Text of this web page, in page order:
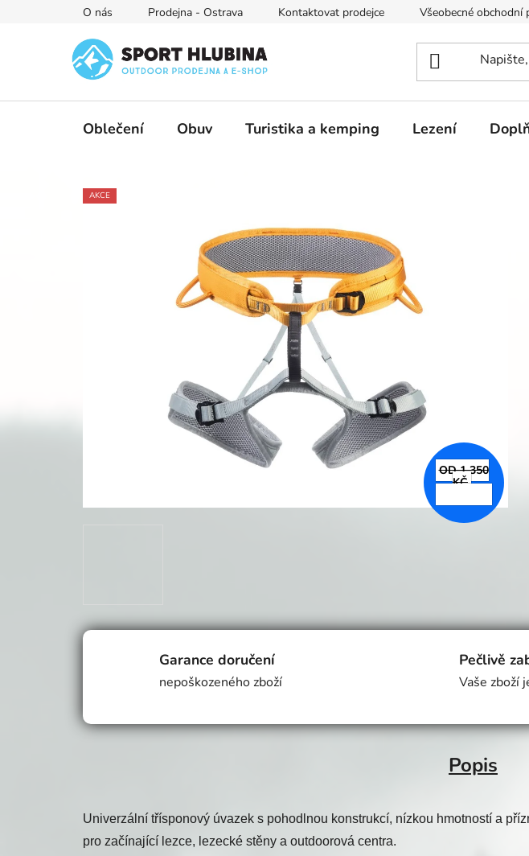
O nás Prodejna - Ostrava Kontaktovat prodejce Všeobecné obchodní
Oblečení Obuv Turistika a kemping Lezení
AKCE
OD 1 350
KČ
Garance doručení
nepoškozeného zboží
Pečlivě
Vaše zboží
Popis
Univerzální třísponový úvazek s pohodlnou konstrukcí, nízkou hmotností a
pro začínající lezce, lezecké stěny a outdoorová centra.